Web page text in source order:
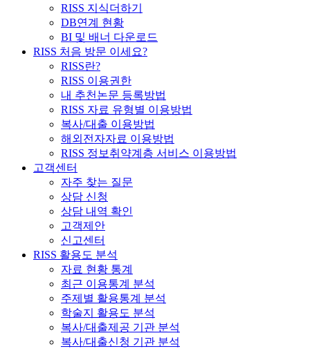
RISS 지식더하기
DB연계 현황
BI 및 배너 다운로드
RISS 처음 방문 이세요?
RISS란?
RISS 이용권한
내 추천논문 등록방법
RISS 자료 유형별 이용방법
복사/대출 이용방법
해외전자자료 이용방법
RISS 정보취약계층 서비스 이용방법
고객센터
자주 찾는 질문
상담 신청
상담 내역 확인
고객제안
신고센터
RISS 활용도 분석
자료 현황 통계
최근 이용통계 분석
주제별 활용통계 분석
학술지 활용도 분석
복사/대출제공 기관 분석
복사/대출신청 기관 분석